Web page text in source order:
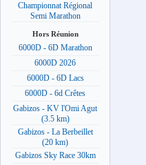
Championnat Régional
Semi Marathon
Hors Réunion
6000D - 6D Marathon
6000D 2026
6000D - 6D Lacs
6000D - 6d Crêtes
Gabizos - KV l'Omi Agut
(3.5 km)
Gabizos - La Berbeillet
(20 km)
Gabizos Sky Race 30km